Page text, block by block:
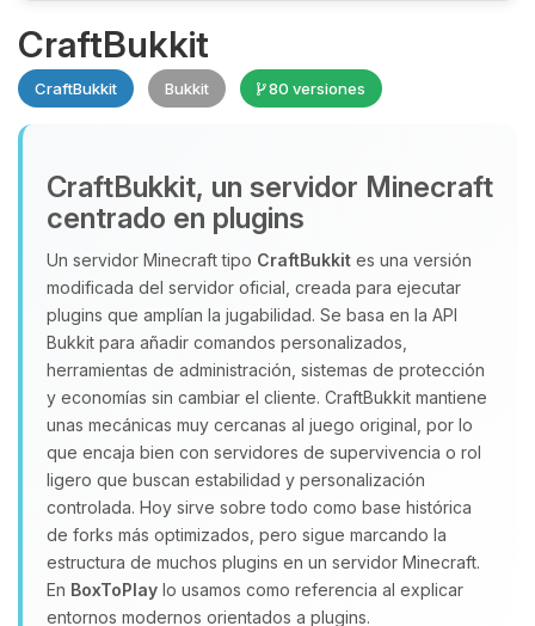
CraftBukkit
CraftBukkit Bukkit 80 versiones
CraftBukkit, un servidor Minecraft
centrado en plugins
Un servidor Minecraft tipo CraftBukkit es una versión
modificada del servidor oficial, creada para ejecutar
plugins que amplían la jugabilidad. Se basa en la API
Bukkit para añadir comandos personalizados,
herramientas de administración, sistemas de protección
y economías sin cambiar el cliente. CraftBukkit mantiene
unas mecánicas muy cercanas al juego original, por lo
que encaja bien con servidores de supervivencia o rol
ligero que buscan estabilidad y personalización
controlada. Hoy sirve sobre todo como base histórica
de forks más optimizados, pero sigue marcando la
estructura de muchos plugins en un servidor Minecraft.
En BoxToPlay lo usamos como referencia al explicar
entornos modernos orientados a plugins.
Yupi, por fin alguien con quien
hablar! Soy Choupy, tu pequeno
asistente de BoxToPlay. Cuentame
que necesitas y moveré mis
05/08/2026 21:50